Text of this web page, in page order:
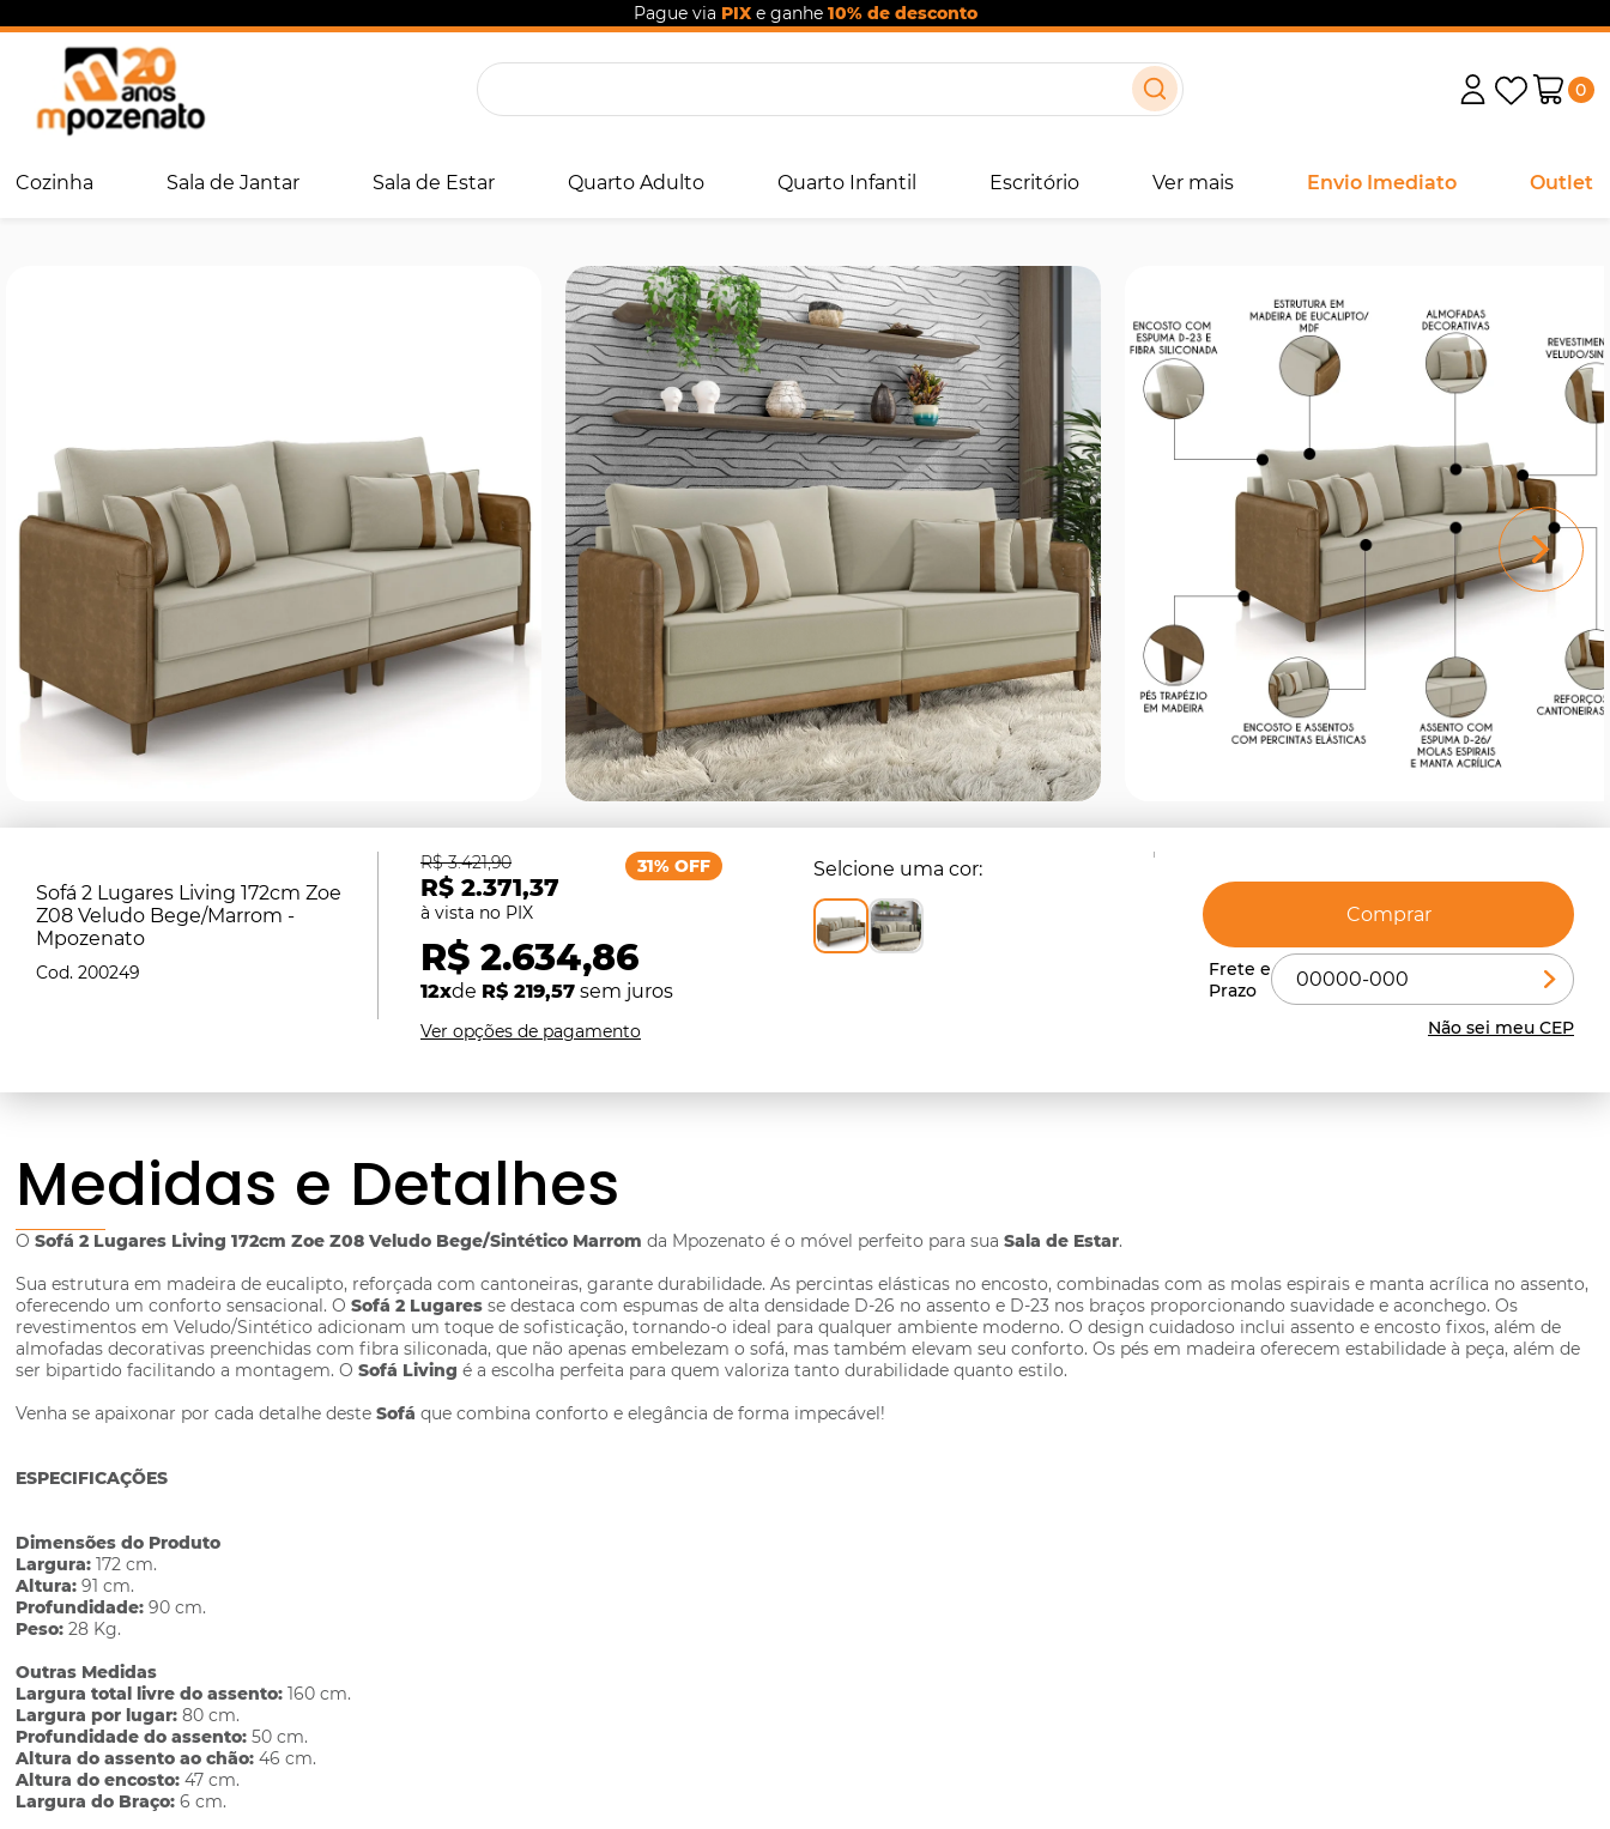
Pague via PIXe ganhe 10% de desconto
0
Cozinha Sala de Jantar Sala de Estar Quarto Adulto Quarto Infantil Escritório Ver mais Envio Imediato Outlet
Sofá 2 Lugares Living 172cm Zoe
Z08 Veludo Bege/Marrom -
Mpozenato
200249
R$ 2.371,37
R$ 3.421,90
R$ 2.634,86
12xde R$ 219,57 sem juros
31% OFF
Ver opções de pagamento
Selcione uma cor
Comprar
Não sei meu CEP
Medidas e Detalhes
OSofá 2 Lugares Living 172cm Zoe Z08 Veludo Bege/Sintético Marrom da Mpozenato é o móvel perfeito para suaSala de Estar.
Sua estrutura em madeira de eucalipto, reforçada com cantoneiras, garante durabilidade. As percintas elásticas no encosto, combinadas com as molas espirais e manta acrílica no assento,
oferecendo um conforto sensacional. OSofá 2 Lugaresse destaca com espumas de alta densidade D-26 no assento e D-23 nos braços proporcionando suavidade e aconchego. Os
revestimentos em Veludo/Sintético adicionam um toque de sofisticação, tornando-o ideal para qualquer ambiente moderno. O design cuidadoso inclui assento e encosto fixos, além de
almofadas decorativas preenchidas com fibra siliconada, que não apenas embelezam o sofá, mas também elevam seu conforto. Os pés em madeira oferecem estabilidade à peça, além de
ser bipartido facilitando a montagem. OSofá Living é a escolha perfeita para quem valoriza tanto durabilidade quanto estilo.
Venha se apaixonar por cada detalhe desteSofá que combina conforto e elegância de forma impecável!
ESPECIFICAÇÕES
Dimensões do Produto
Largura: 172 cm.
Altura: 91 cm.
Profundidade: 90 cm.
Peso: 28 Kg.
Outras Medidas
Largura total livre do assento: 160 cm.
Largura por lugar: 80 cm.
Profundidade do assento: 50 cm.
Altura do assento ao chão: 46 cm.
Altura do encosto: 47 cm.
Largura do Braço: 6 cm.